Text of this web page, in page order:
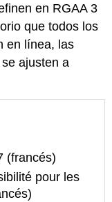
en RGAA 3
que todos los
en línea, las
ajusten a
(francés)
pour les